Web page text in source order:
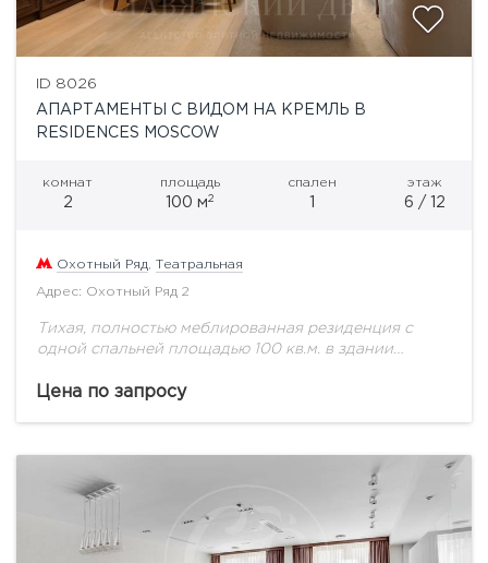
ID 8026
АПАРТАМЕНТЫ С ВИДОМ НА КРЕМЛЬ В
RESIDENCES MOSCOW
комнат
2
площадь
100 м2
спален
1
этаж
6 / 12
Охотный Ряд Театральная
Адрес: Охотный Ряд 2
Тихая, полностью меблированная резиденция с
одной спальней площадью 100 кв.м. в здании
доступности Кремль, Красная площадь, Большой и
Цена по запросу